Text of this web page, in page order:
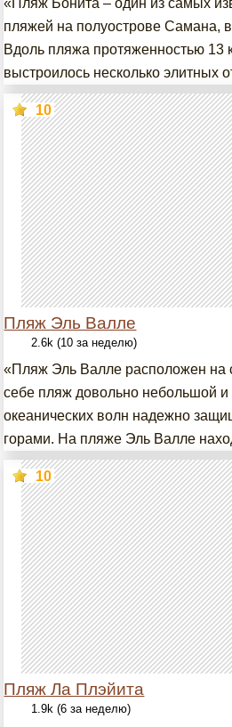
«Пляж Бонита – один из самых
пляжей на полуострове Самана,
Вдоль пляжа протяженностью 13
выстроилось несколько элитных
Пляж Эль Валле
10
2.6k (10 за неделю)
«Пляж Эль Валле расположен
себе пляж довольно небольшой
океанических волн надежно
горами. На пляже Эль Валле
Пляж Ла Плэйита
10
1.9k (6 за неделю)